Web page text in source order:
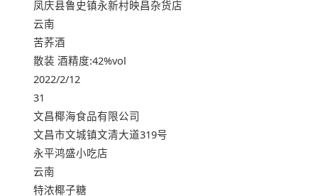
凤庆县鲁史镇永新村映昌杂货店
云南
苦荞酒
散装 酒精度:42%vol
2022/2/12
31
文昌椰海食品有限公司
文昌市文城镇文清大道319号
永平鸿盛小吃店
云南
特浓椰子糖